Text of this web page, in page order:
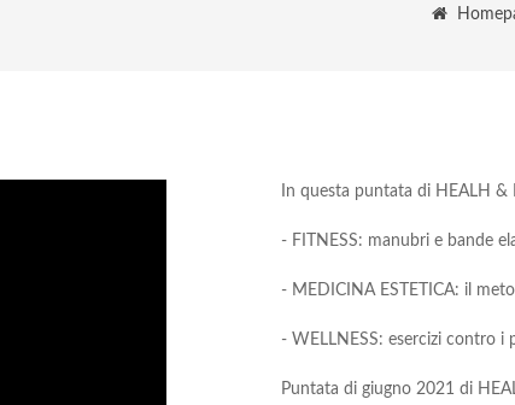
In questa puntata di HEALH &
- FITNESS: manubri e bande
- MEDICINA ESTETICA: il
- WELLNESS: esercizi contro i
Puntata di giugno 2021 di